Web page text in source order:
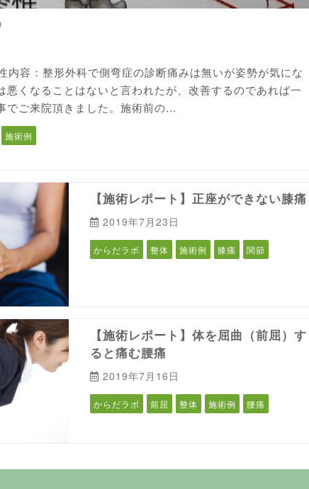
容：整形外科で側弯症の診断痛みは無いが姿勢が気にな
悪くなることはないと言われたが、改善するのであれば一
でご来院頂きました。施術前の...
施術例
【施術レポート】正座ができない膝痛
2019年7月23日
からだラボ 整体 施術例 膝痛 関節
【施術レポート】体を屈曲（前屈）す
ると痛む腰痛
2019年7月16日
からだラボ 前屈 整体 施術例 腰痛